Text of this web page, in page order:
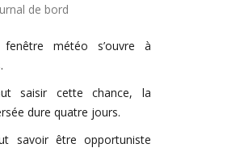
de bord
fenêtre météo s’ouvre à
saisir cette chance, la
dure quatre jours.
savoir être opportuniste